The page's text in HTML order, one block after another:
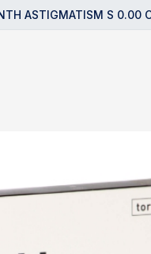
ASTIGMATISM S 0.00